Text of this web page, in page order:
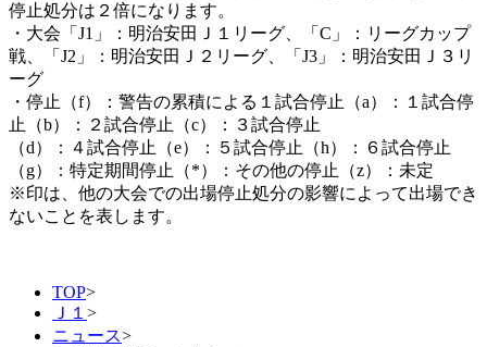
停止処分は２倍になります。
・大会「J1」：明治安田Ｊ１リーグ、「C」：リーグカップ
戦、「J2」：明治安田Ｊ２リーグ、「J3」：明治安田Ｊ３リ
ーグ
・停止（f）：警告の累積による１試合停止（a）：１試合停
止（b）：２試合停止（c）：３試合停止
（d）：４試合停止（e）：５試合停止（h）：６試合停止
（g）：特定期間停止（*）：その他の停止（z）：未定
※印は、他の大会での出場停止処分の影響によって出場でき
ないことを表します。
TOP>
Ｊ１ >
ニュース>